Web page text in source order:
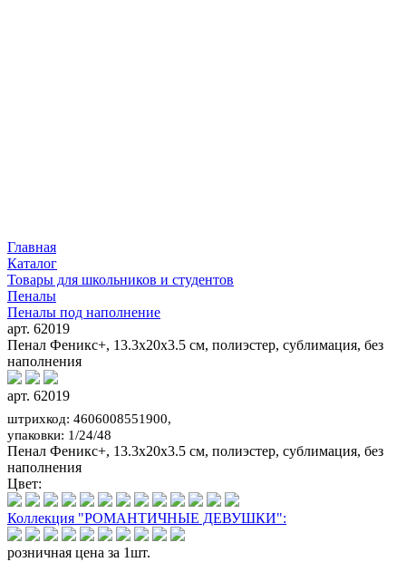
Главная
Каталог
Товары для школьников и студентов
Пеналы
Пеналы под наполнение
арт. 62019
Пенал Феникс+, 13.3x20x3.5 см, полиэстер, сублимация, без
наполнения
арт. 62019
штрихкод: 4606008551900,
упаковки: 1/24/48
Пенал Феникс+, 13.3x20x3.5 см, полиэстер, сублимация, без
наполнения
Цвет:
Коллекция "РОМАНТИЧНЫЕ ДЕВУШКИ":
розничная цена за 1шт.